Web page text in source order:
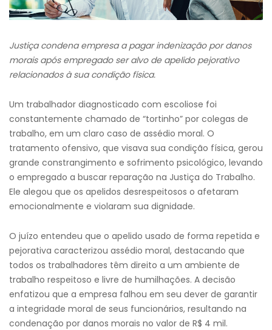
Justiça condena empresa a pagar indenização por danos
morais após empregado ser alvo de apelido pejorativo
relacionados à sua condição física.
Um trabalhador diagnosticado com escoliose foi
constantemente chamado de “tortinho” por colegas de
trabalho, em um claro caso de assédio moral. O
tratamento ofensivo, que visava sua condição física, gerou
grande constrangimento e sofrimento psicológico, levando
o empregado a buscar reparação na Justiça do Trabalho.
Ele alegou que os apelidos desrespeitosos o afetaram
emocionalmente e violaram sua dignidade.
O juízo entendeu que o apelido usado de forma repetida e
pejorativa caracterizou assédio moral, destacando que
todos os trabalhadores têm direito a um ambiente de
trabalho respeitoso e livre de humilhações. A decisão
enfatizou que a empresa falhou em seu dever de garantir
a integridade moral de seus funcionários, resultando na
condenação por danos morais no valor de R$ 4 mil.